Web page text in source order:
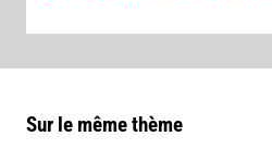
Sur le même thème